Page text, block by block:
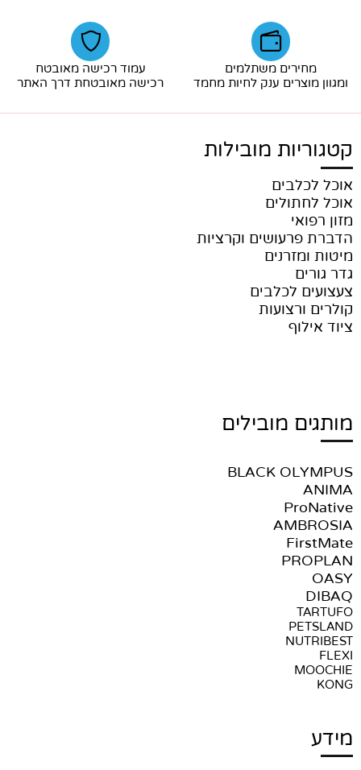
מחירים משתלמים
ומגוון מוצרים ענק לחיות מחמד
עמוד רכישה מאובטח
רכישה מאובטחת דרך האתר
קטגוריות מובילות
אוכל לכלבים
אוכל לחתולים
מזון רפואי
הדברת פרעושים וקרציות
מיטות ומזרנים
גדר גורים
צעצועים לכלבים
קולרים ורצועות
ציוד אילוף
מותגים מובילים
BLACK OLYMPUS
ANIMA
ProNative
AMBROSIA
FirstMate
PROPLAN
OASY
DIBAQ
TARTUFO
PETSLAND
NUTRIBEST
FLEXI
MOOCHIE
KONG
מידע